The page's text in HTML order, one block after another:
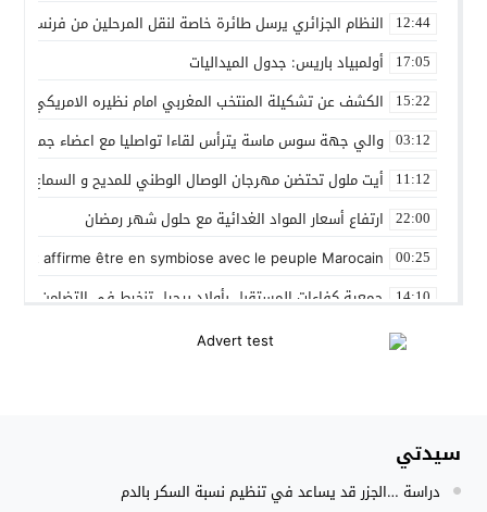
12:44 النظام الجزائري يرسل طائرة خاصة لنقل المرحلين من فرنسا
17:05 أولمبياد باريس: جدول الميداليات
15:22 الكشف عن تشكيلة المنتخب المغربي امام نظيره الامريكي
03:12 والي جهة سوس ماسة يترأس لقاءا تواصليا مع اعضاء جماعة
11:12 أيت ملول تحتضن مهرجان الوصال الوطني للمديح و السماع من 25 إلى 30 مارس
22:00 ارتفاع أسعار المواد الغدائية مع حلول شهر رمضان
00:25
affirme être en symbiose avec le peuple Marocain
14:10 جمعية كفاءات المستقبل بأولاد برحيل تنخرط في التضامن
12:01 المنتخب المغربي داخل القاعة يتأهل الى نصف نهائي كأس
22:08
15:54 مجلس الحكومة يصادق على مشروع مرسوم مدونة التغطية
سيدتي
دراسة …الجزر قد يساعد في تنظيم نسبة السكر بالدم